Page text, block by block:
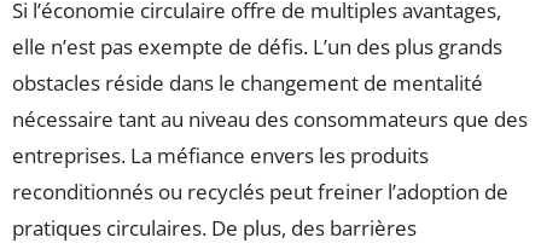
Si l’économie circulaire offre de multiples avantages,
elle n’est pas exempte de défis. L’un des plus grands
obstacles réside dans le changement de mentalité
nécessaire tant au niveau des consommateurs que des
entreprises. La méfiance envers les produits
reconditionnés ou recyclés peut freiner l’adoption de
pratiques circulaires. De plus, des barrières